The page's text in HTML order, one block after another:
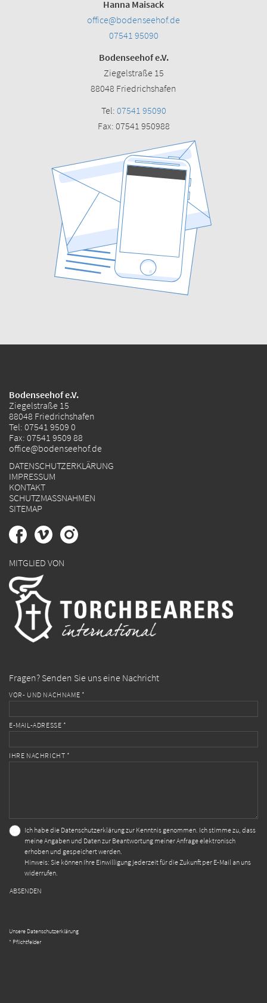
Hanna Maisack
office@bodenseehof.de
07541 95090
Bodenseehof e.V.
Ziegelstraße 15
88048 Friedrichshafen
Tel: 07541 95090
Fax: 07541 950988
Bodenseehof e.V.
Ziegelstraße 15
88048 Friedrichshafen
Tel: 07541 9509 0
Fax: 07541 9509 88
office@bodenseehof.de
DATENSCHUTZERKLÄRUNG
IMPRESSUM
KONTAKT
SCHUTZMASSNAHMEN
SITEMAP
MITGLIED VON
Fragen? Senden Sie uns eine Nachricht
VOR- UND NACHNAME *
E-MAIL-ADRESSE *
IHRE NACHRICHT *
Ich habe die Datenschutzerklärungzur Kenntnis genommen. Ich stimme zu, dass
meine Angaben und Daten zur Beantwortung meiner Anfrage elektronisch
erhoben und gespeichert werden.
Hinweis: Sie können Ihre Einwilligung jederzeit für die Zukunft per E-Mail an uns
widerrufen.
ABSENDEN
Unsere Datenschutzerklärung
* Pflichtfelder